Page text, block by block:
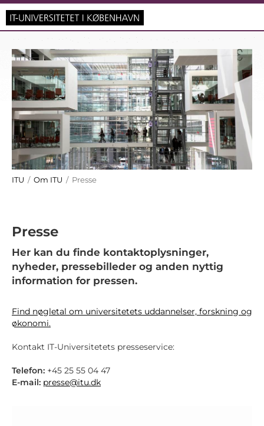
ITU / Om ITU / Presse
Presse
Her kan du finde kontaktoplysninger,
nyheder, pressebilleder og anden nyttig
information for pressen.
Find nøgletal om universitetets uddannelser, forskning og
økonomi.
Kontakt IT-Universitetets presseservice:
Telefon: +45 25 55 04 47
E-mail: presse@itu.dk